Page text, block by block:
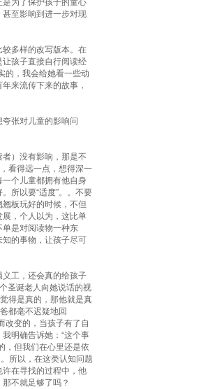
至影响到进一步对现
多样的改写版本。在
孩子直接自行阅读经
的，我会给她看一些动
来流传下来的故事，
张对儿童的影响问
）没有影响，那是不
看得远一点，想得深一
个儿童都拥有他自身
所以要“适度”。。不要
板玩好的时候，不但
，个人以为，这比单
是对阅读物一种东
的事物，让孩子尽可
工，还会真的给孩子
圣诞老人向她说话的视
得是真的，那他就是真
都毫不迟疑地回
改变的，当孩子有了自
明确告诉她：“这个事
，但我们在心里还是依
所以，在这类认知问题
在寻找的过程中，他
不就足够了吗？